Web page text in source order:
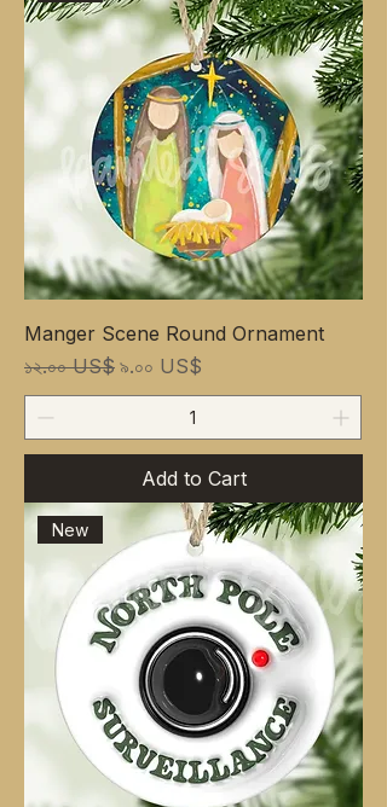
Manger Scene Round Ornament
Regular Price
১২.০০ US$ Sale Price
৯.০০ US$
Add to Cart
New